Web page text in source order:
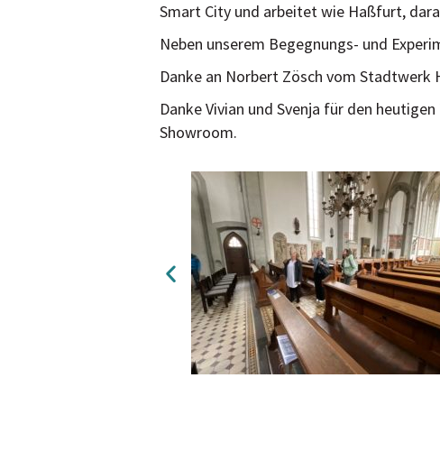
Smart City und arbeitet wie Haßfurt,
Neben unserem Begegnungs- und
Danke an Norbert Zösch vom
Danke Vivian und Svenja für den
Showroom.